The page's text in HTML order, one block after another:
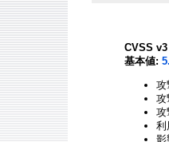
CVSS
基本値:
攻
攻
攻
利
影